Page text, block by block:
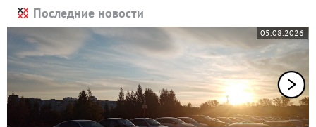
Последние новости
05.08.2026